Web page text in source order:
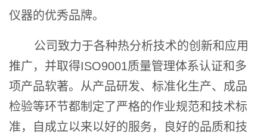
仪器的优秀品牌。
公司致力于各种热分析技术的创新和应用
推广，并取得ISO9001质量管理体系认证和多
项产品软著。从产品研发、标准化生产、成品
检验等环节都制定了严格的作业规范和技术标
准，
自成立以来以好的服务，良好的品质和技